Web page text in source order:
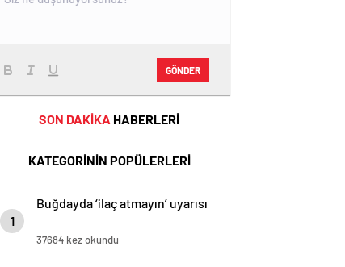
GÖNDER
SON DAKİKA HABERLERİ
KATEGORİNİN POPÜLERLERİ
1
Buğdayda ‘ilaç atmayın’ uyarısı
37684 kez okundu